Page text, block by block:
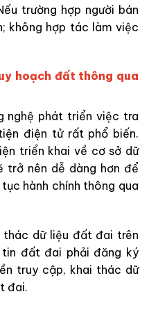
trường hợp người bán
không hợp tác làm việc
hoạch đất thông qua
nghệ phát triển việc tra
điện tử rất phổ biến.
triển khai về cơ sở dữ
trở nên dễ dàng hơn để
hành chính thông qua
thác dữ liệu đất đai trên
đất đai phải đăng ký
truy cập, khai thác dữ
đai.